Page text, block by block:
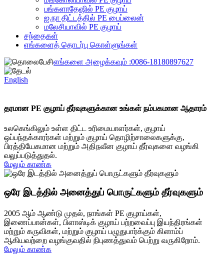
பங்களாதேஷில் PE குழாய்
ஐ.நா திட்டத்தில் PE பைப்லைன்
மலேசியாவில் PE குழாய்
சந்தைகள்
எங்களைத் தொடர்பு கொள்ளுங்கள்
எங்களை அழைக்கவும் :0086-18180897627
English
தரமான PE குழாய் தீர்வுகளுக்கான உங்கள் நம்பகமான ஆதாரம்
உலகெங்கிலும் உள்ள திட்ட உரிமையாளர்கள், குழாய்
ஒப்பந்தக்காரர்கள் மற்றும் குழாய் தொழிற்சாலைகளுக்கு,
பிரத்தியேகமான மற்றும் அதிநவீன குழாய் தீர்வுகளை வழங்கி
வலுப்படுத்துதல்.
மேலும் காண்க
ஒரே இடத்தில் அனைத்துப் பொருட்களும் தீர்வுகளும்
2005 ஆம் ஆண்டு முதல், நாங்கள் PE குழாய்கள்,
இணைப்பான்கள், பிளாஸ்டிக் குழாய் பற்றவைப்பு இயந்திரங்கள்
மற்றும் கருவிகள், மற்றும் குழாய் பழுதுபார்க்கும் கிளாம்ப்
ஆகியவற்றை வழங்குவதில் நிபுணத்துவம் பெற்று வருகிறோம்.
மேலும் காண்க